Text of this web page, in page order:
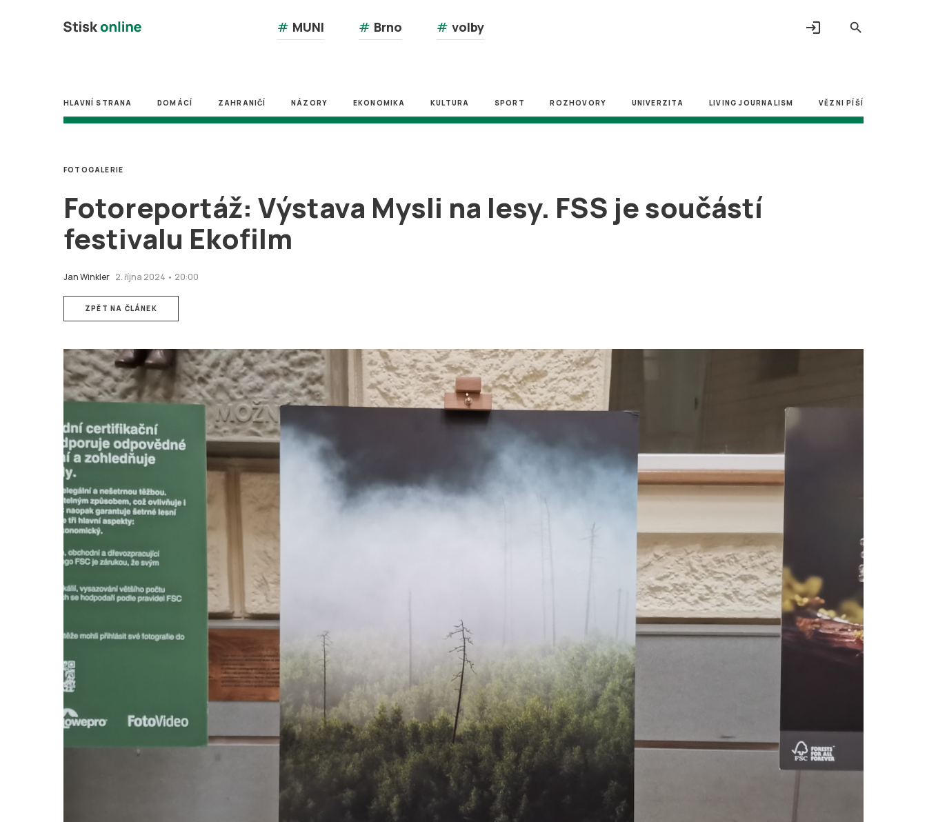
search
# MUNI # Brno # volby login
HLAVNÍ STRANA DOMÁCÍ ZAHRANIČÍ NÁZORY EKONOMIKA KULTURA SPORT ROZHOVORY UNIVERZITA LIVING JOURNALISM VĚZNI PÍŠÍ
Fotoreportáž: Výstava Mysli na lesy. FSS je součástí
festivalu Ekofilm
Jan Winkler 2. října 2024 • 20:00
FOTOGALERIE
ZPĚT NA ČLÁNEK